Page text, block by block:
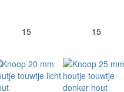
15 15